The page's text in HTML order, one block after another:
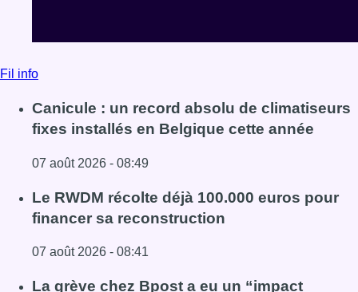
Fil info
Canicule : un record absolu de climatiseurs
fixes installés en Belgique cette année
07 août 2026 - 08:49
Lire l'article Canicule : un record absolu de climatiseurs
Le RWDM récolte déjà 100.000 euros pour
financer sa reconstruction
07 août 2026 - 08:41
Lire l'article Le RWDM récolte déjà 100.000 euros pour
La grève chez Bpost a eu un “impact